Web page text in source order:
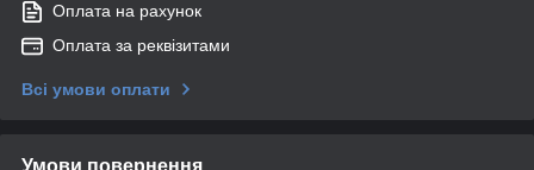
Оплата на рахунок
Оплата за реквізитами
Всі умови оплати